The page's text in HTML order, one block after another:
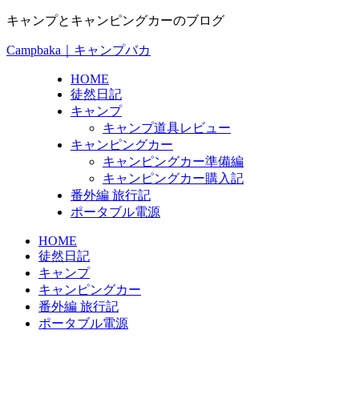
キャンプとキャンピングカーのブログ
Campbaka｜キャンプバカ
HOME
徒然日記
キャンプ
キャンプ道具レビュー
キャンピングカー
キャンピングカー準備編
キャンピングカー購入記
番外編 旅行記
ポータブル電源
HOME
徒然日記
キャンプ
キャンピングカー
番外編 旅行記
ポータブル電源